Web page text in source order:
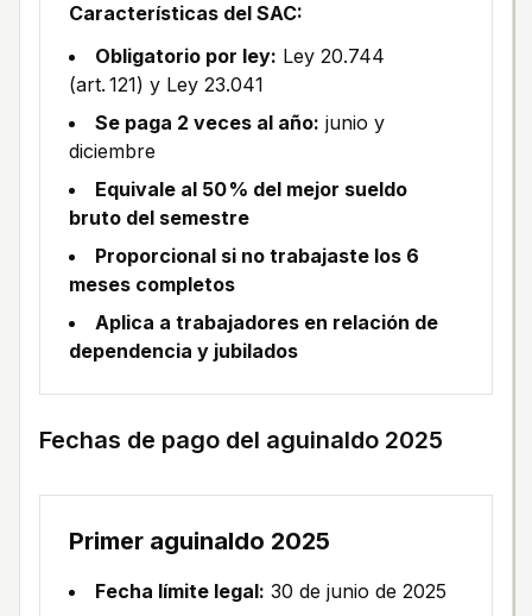
Características del SAC:
Obligatorio por ley: Ley 20.744
(art. 121) y Ley 23.041
Se paga 2 veces al año: junio y
diciembre
Equivale al 50 % del mejor sueldo
bruto del semestre
Proporcional si no trabajaste los 6
meses completos
Aplica a trabajadores en relación de
dependencia y jubilados
Fechas de pago del aguinaldo 2025
Primer aguinaldo 2025
Fecha límite legal: 30 de junio de 2025